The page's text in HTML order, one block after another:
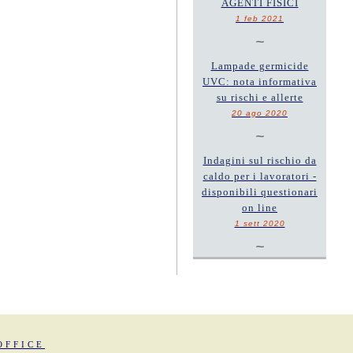
AGENTI FISICI
1 feb 2021
~
Lampade germicide
UVC: nota informativa
su rischi e allerte
20 ago 2020
~
Indagini sul rischio da
caldo per i lavoratori -
disponibili questionari
on line
1 sett 2020
~